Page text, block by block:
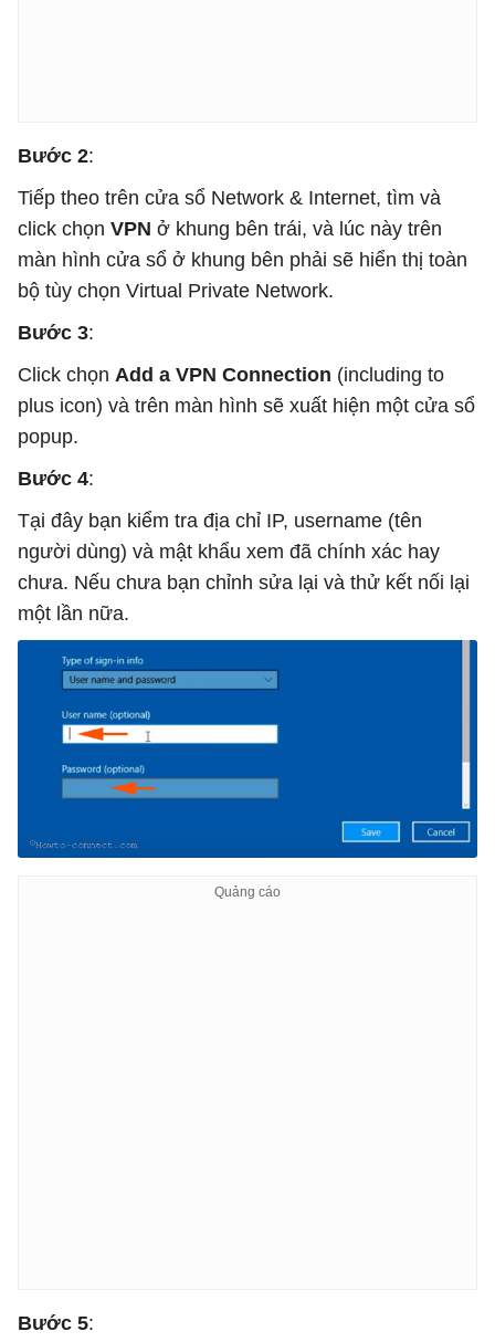
Bước 2:
Tiếp theo trên cửa sổ Network & Internet, tìm và
click chọn VPN ở khung bên trái, và lúc này trên
màn hình cửa sổ ở khung bên phải sẽ hiển thị toàn
bộ tùy chọn Virtual Private Network.
Bước 3:
Click chọn Add a VPN Connection (including to
plus icon) và trên màn hình sẽ xuất hiện một cửa sổ
popup.
Bước 4:
Tại đây bạn kiểm tra địa chỉ IP, username (tên
người dùng) và mật khẩu xem đã chính xác hay
chưa. Nếu chưa bạn chỉnh sửa lại và thử kết nối lại
một lần nữa.
Bước 5: